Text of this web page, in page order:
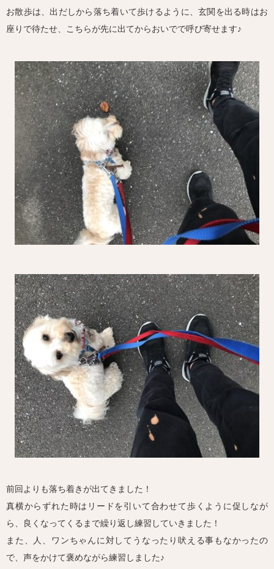
お散歩は、出だしから落ち着いて歩けるように、玄関を出る時はお
座りで待たせ、こちらが先に出てからおいでで呼び寄せます♪
前回よりも落ち着きが出てきました！
真横からずれた時はリードを引いて合わせて歩くように促しなが
ら、良くなってくるまで繰り返し練習していきました！
また、人、ワンちゃんに対してうなったり吠える事もなかったの
で、声をかけて褒めながら練習しました♪